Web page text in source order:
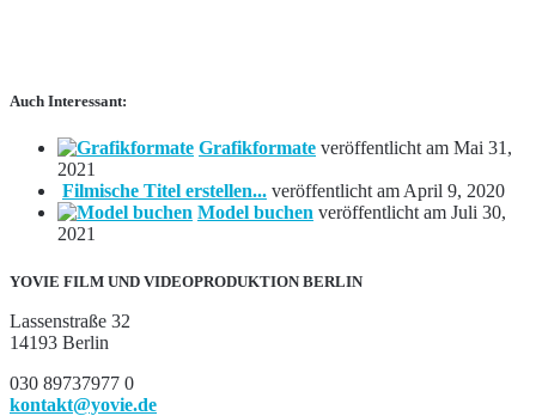
Auch Interessant:
Grafikformate veröffentlicht am Mai 31,
2021
Filmische Titel erstellen... veröffentlicht am April 9, 2020
Model buchen veröffentlicht am Juli 30,
2021
YOVIE FILM UND VIDEOPRODUKTION BERLIN
Lassenstraße 32
14193 Berlin
030 89737977 0
kontakt@yovie.de